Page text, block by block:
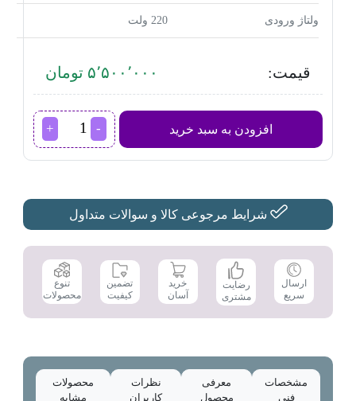
ولتاژ ورودی 220 ولت
قیمت: ۵٬۵۰۰٬۰۰۰ تومان
افزودن به سبد خرید
بخاری
برقی
عدد
شرایط مرجوعی کالا و سوالات متداول
ارسال
سریع
رضایت
مشتری
خرید
آسان
تضمین
کیفیت
تنوع
محصولات
مشخصات
فنی
معرفی
محصول
نظرات
کاربران
محصولات
مشابه